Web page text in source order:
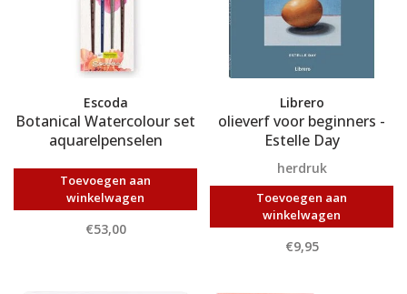
Escoda
Botanical Watercolour set
aquarelpenselen
Toevoegen aan
winkelwagen
€53,00
Librero
olieverf voor beginners -
Estelle Day
herdruk
Toevoegen aan
winkelwagen
€9,95